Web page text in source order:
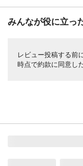
みんなが役に立っ
レビュー投稿する前
時点で約款に同意し